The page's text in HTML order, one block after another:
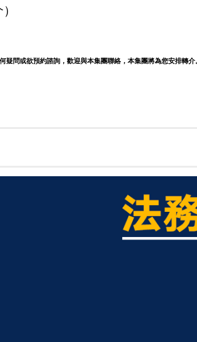
問或欲預約諮詢，歡迎與本集團聯絡，本集團將為您安排轉介。